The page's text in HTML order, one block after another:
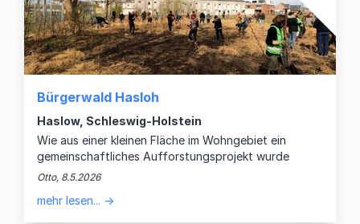
Bürgerwald Hasloh
Haslow, Schleswig-Holstein
Wie aus einer kleinen Fläche im Wohngebiet ein
gemeinschaftliches Aufforstungsprojekt wurde
Otto, 8.5.2026
mehr lesen... →